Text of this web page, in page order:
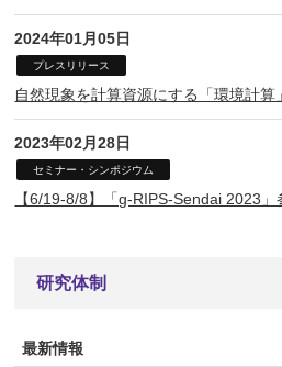
2024年01月05日
プレスリリース
自然現象を計算資源にする「環境計算
2023年02月28日
セミナー・シンポジウム
【6/19-8/8】「g-RIPS-Sendai 2023」
研究体制
最新情報